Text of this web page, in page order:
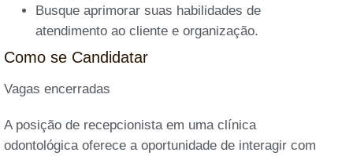
Busque aprimorar suas habilidades de
atendimento ao cliente e organização.
Como se Candidatar
Vagas encerradas
A posição de recepcionista em uma clínica
odontológica oferece a oportunidade de interagir com